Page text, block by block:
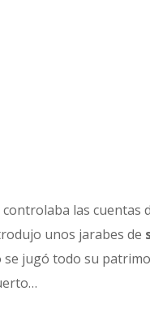
las cuentas
unos jarabes de
se jugó todo su